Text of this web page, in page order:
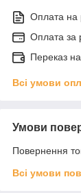
Оплата на
Оплата за
Переказ
Всі умови
Умови
Повернення
Всі умови